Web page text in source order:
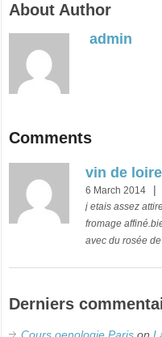
About Author
admin
Comments
vin de loire
6 March 2014 |
j etais assez
fromage
avec du rosée
Derniers